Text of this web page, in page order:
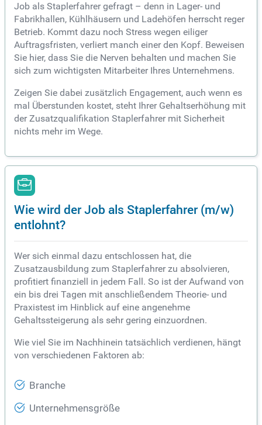
Job als Staplerfahrer gefragt – denn in Lager- und
Fabrikhallen, Kühlhäusern und Ladehöfen herrscht reger
Betrieb. Kommt dazu noch Stress wegen eiliger
Auftragsfristen, verliert manch einer den Kopf. Beweisen
Sie hier, dass Sie die Nerven behalten und machen Sie
sich zum wichtigsten Mitarbeiter Ihres Unternehmens.
Zeigen Sie dabei zusätzlich Engagement, auch wenn es
mal Überstunden kostet, steht Ihrer Gehaltserhöhung mit
der Zusatzqualifikation Staplerfahrer mit Sicherheit
nichts mehr im Wege.
Wie wird der Job als Staplerfahrer (m/w)
entlohnt?
Wer sich einmal dazu entschlossen hat, die
Zusatzausbildung zum Staplerfahrer zu absolvieren,
profitiert finanziell in jedem Fall. So ist der Aufwand von
ein bis drei Tagen mit anschließendem Theorie- und
Praxistest im Hinblick auf eine angenehme
Gehaltssteigerung als sehr gering einzuordnen.
Wie viel Sie im Nachhinein tatsächlich verdienen, hängt
von verschiedenen Faktoren ab:
Branche
Unternehmensgröße